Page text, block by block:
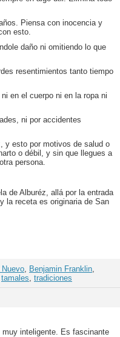
Piensa con inocencia y
esto.
daño ni omitiendo lo que
resentimientos tanto tiempo
en el cuerpo ni en la ropa ni
ni por accidentes
y esto por motivos de salud o
o débil, y sin que llegues a
persona.
de Alburéz, allá por la entrada
la receta es originaria de San
, Benjamin Franklin,
tamales, tradiciones
inteligente. Es fascinante